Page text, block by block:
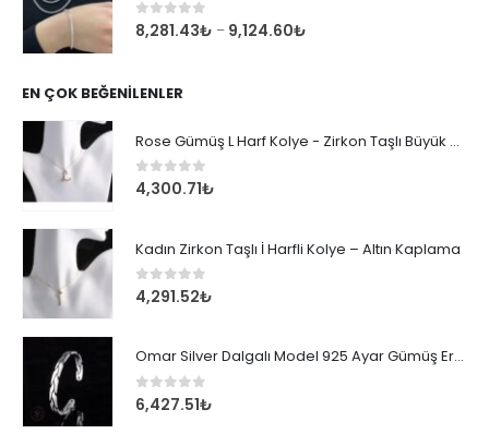
0 out of 5
8,281.43₺ – 9,124.60₺
EN ÇOK BEĞENILENLER
Rose Gümüş L Harf Kolye - Zirkon Taşlı Büyük Boy Kadın Kolyesi
0 out of 5
4,300.71₺
Kadın Zirkon Taşlı İ Harfli Kolye – Altın Kaplama
0 out of 5
4,291.52₺
Omar Silver Dalgalı Model 925 Ayar Gümüş Erkek Bileklik
0 out of 5
6,427.51₺